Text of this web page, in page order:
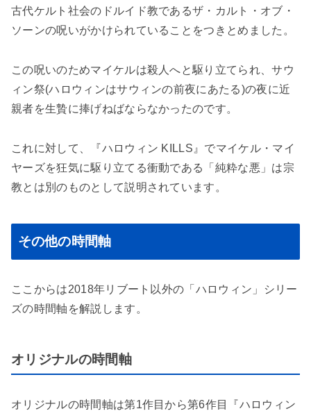
古代ケルト社会のドルイド教であるザ・カルト・オブ・
ソーンの呪いがかけられていることをつきとめました。
この呪いのためマイケルは殺人へと駆り立てられ、サウ
ィン祭(ハロウィンはサウィンの前夜にあたる)の夜に近
親者を生贄に捧げねばならなかったのです。
これに対して、『ハロウィン KILLS』でマイケル・マイ
ヤーズを狂気に駆り立てる衝動である「純粋な悪」は宗
教とは別のものとして説明されています。
その他の時間軸
ここからは2018年リブート以外の「ハロウィン」シリー
ズの時間軸を解説します。
オリジナルの時間軸
オリジナルの時間軸は第1作目から第6作目『ハロウィン